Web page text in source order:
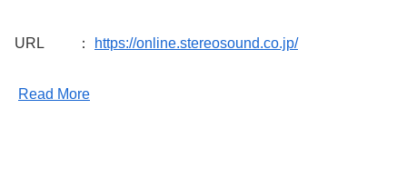
URL ： https://online.stereosound.co.jp/
Read More